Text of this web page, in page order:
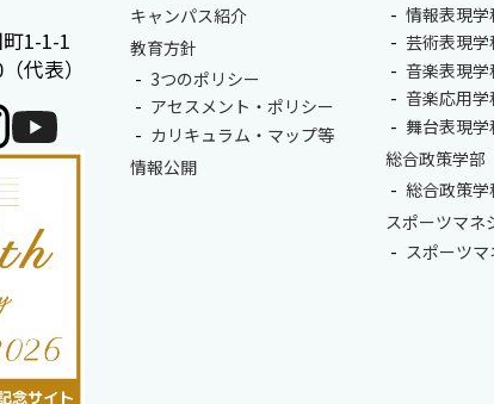
在学生の方 保護者の
1-1-1
代表）
キャンパス紹介
教育方針
3つのポリシー
アセスメント・ポリシー
カリキュラム・マップ等
情報公開
情報表現学
芸術表現学
音楽表現学
音楽応用学
舞台表現学
総合政策学部
総合政策学
スポーツマネ
スポーツ